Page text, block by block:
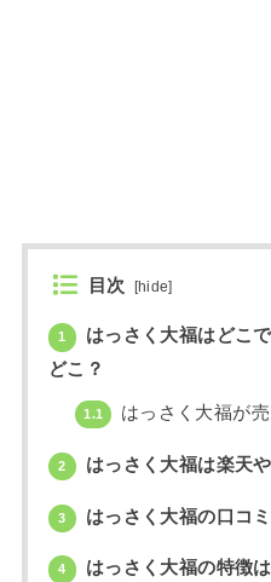
目次 [hide]
1
はっさく大福はどこ
どこ？
1.1 はっさく大福が
2 はっさく大福は楽天
3 はっさく大福の口コ
4 はっさく大福の特徴は